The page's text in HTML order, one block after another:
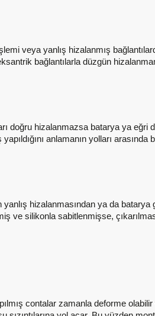
veya yanlış hizalanmış
bağlantılarla düzgün
doğru hizalanmazsa batarya ya eğri
anlamanın yolları arasında
yanlış hizalanmasından ya da
ve silikonla sabitlenmişse,
contalar zamanla deforme